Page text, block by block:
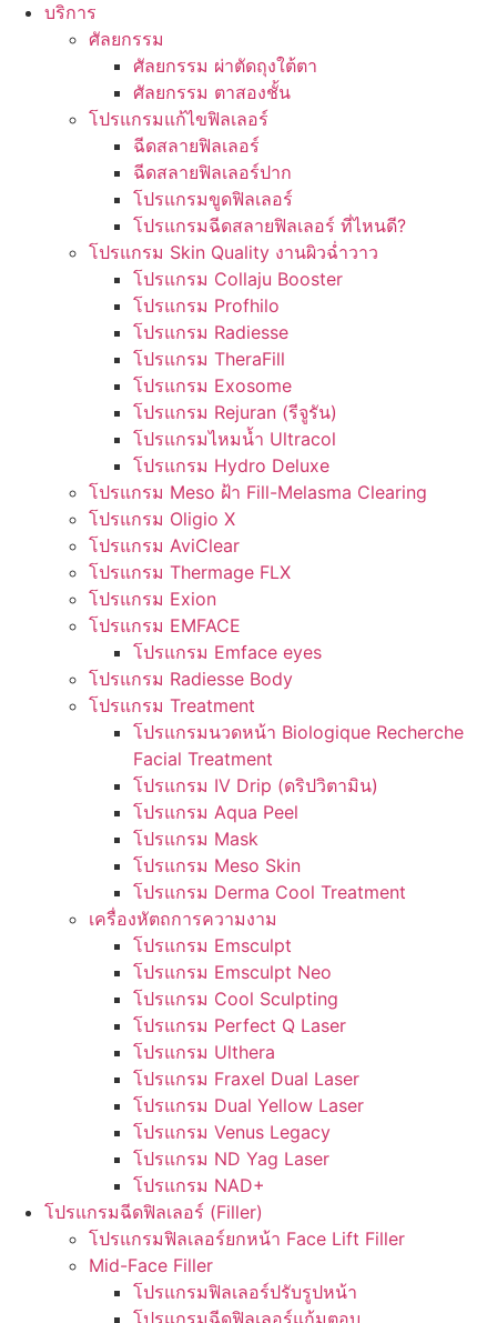
บริการ
ศัลยกรรม
ศัลยกรรม ผ่าตัดถุงใต้ตา
ศัลยกรรม ตาสองชั้น
โปรแกรมแก้ไขฟิลเลอร์
ฉีดสลายฟิลเลอร์
ฉีดสลายฟิลเลอร์ปาก
โปรแกรมขูดฟิลเลอร์
โปรแกรมฉีดสลายฟิลเลอร์ ที่ไหนดี?
โปรแกรม Skin Quality งานผิวฉ่ำวาว
โปรแกรม Collaju Booster
โปรแกรม Profhilo
โปรแกรม Radiesse
โปรแกรม TheraFill
โปรแกรม Exosome
โปรแกรม Rejuran (รีจูรัน)
โปรแกรมไหมน้ำ Ultracol
โปรแกรม Hydro Deluxe
โปรแกรม Meso ฝ้า Fill-Melasma Clearing
โปรแกรม Oligio X
โปรแกรม AviClear
โปรแกรม Thermage FLX
โปรแกรม Exion
โปรแกรม EMFACE
โปรแกรม Emface eyes
โปรแกรม Radiesse Body
โปรแกรม Treatment
โปรแกรมนวดหน้า Biologique Recherche
Facial Treatment
โปรแกรม IV Drip (ดริปวิตามิน)
โปรแกรม Aqua Peel
โปรแกรม Mask
โปรแกรม Meso Skin
โปรแกรม Derma Cool Treatment
เครื่องหัตถการความงาม
โปรแกรม Emsculpt
โปรแกรม Emsculpt Neo
โปรแกรม Cool Sculpting
โปรแกรม Perfect Q Laser
โปรแกรม Ulthera
โปรแกรม Fraxel Dual Laser
โปรแกรม Dual Yellow Laser
โปรแกรม Venus Legacy
โปรแกรม ND Yag Laser
โปรแกรม NAD+
โปรแกรมฉีดฟิลเลอร์ (Filler)
โปรแกรมฟิลเลอร์ยกหน้า Face Lift Filler
Mid-Face Filler
โปรแกรมฟิลเลอร์ปรับรูปหน้า
โปรแกรมฉีดฟิลเลอร์แก้มตอบ